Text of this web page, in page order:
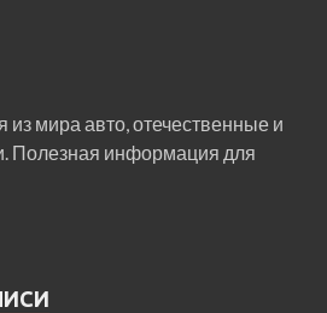
мира авто, отечественные и
Полезная информация для